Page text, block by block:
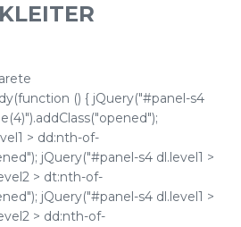
() { jQuery("#panel-s4
> dd:nth-of-
jQuery("#panel-s4 dl.level1 >
> dt:nth-of-
jQuery("#panel-s4 dl.level1 >
> dd:nth-of-